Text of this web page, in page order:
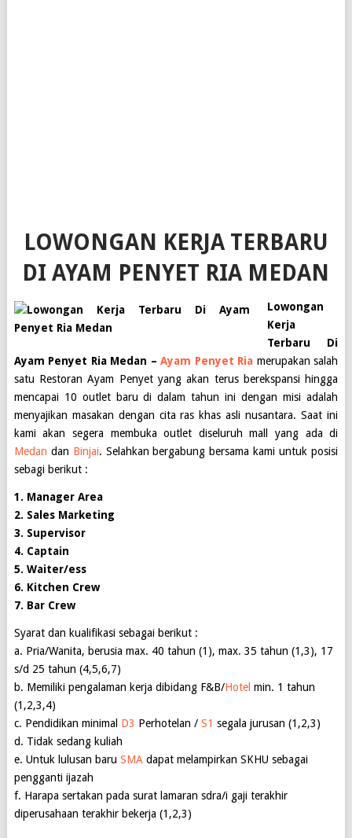
LOWONGAN KERJA TERBARU
DI AYAM PENYET RIA MEDAN
Lowongan
Kerja
Terbaru Di
Ayam Penyet Ria Medan –Ayam Penyet Ria merupakan salah
satu Restoran Ayam Penyet yang akan terus berekspansi hingga
mencapai 10 outlet baru di dalam tahun ini dengan misi adalah
menyajikan masakan dengan cita ras khas asli nusantara. Saat ini
kami akan segera membuka outlet diseluruh mall yang ada di
Medan dan Binjai. Selahkan bergabung bersama kami untuk posisi
sebagi berikut :
1. Manager Area
2. Sales Marketing
3. Supervisor
4. Captain
5. Waiter/ess
6. Kitchen Crew
7. Bar Crew
Syarat dan kualifikasi sebagai berikut :
a. Pria/Wanita, berusia max. 40 tahun (1), max. 35 tahun (1,3), 17
s/d 25 tahun (4,5,6,7)
b. Memiliki pengalaman kerja dibidang F&B/Hotel min. 1 tahun
(1,2,3,4)
c. Pendidikan minimal D3 Perhotelan / S1 segala jurusan (1,2,3)
d. Tidak sedang kuliah
e. Untuk lulusan baru SMA dapat melampirkan SKHU sebagai
pengganti ijazah
f. Harapa sertakan pada surat lamaran sdra/i gaji terakhir
diperusahaan terakhir bekerja (1,2,3)